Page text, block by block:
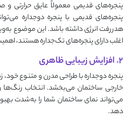
پنجره‌های قدیمی معمولاً عایق حرارتی
پنجره‌های قدیمی با پنجره دوجداره
هدررفت انرژی داشته باشد. این موضوع
اغلب دارای پنجره‌های تک‌جداره هستند،
۲. افزایش زیبایی ظاهری
پنجره دوجداره با طراحی مدرن و متنوع خود،
خارجی ساختمان می‌بخشد. انتخاب رنگ‌ها
می‌تواند نمای ساختمان شما را به‌شدت
دهد.